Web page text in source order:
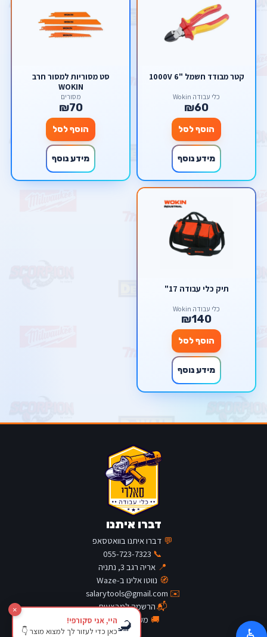
קטר מבודד חשמל "6 1000V
כלי עבודה Wokin
₪60
הוסף לסל
מידע נוסף
סט מסוריות למסור חרב
WOKIN
מסורים
₪70
הוסף לסל
מידע נוסף
תיק כלי עבודה 17"
כלי עבודה Wokin
₪140
הוסף לסל
מידע נוסף
דברו איתנו
💬 דברו איתנו בוואטסאפ
📞
055-723-7323
📍 אריה רגב 3, נתניה
🧭 נווטו אלינו ב-Waze
✉️
salarytools@gmail.com
📬הרשמה למבצעים
🚚 מעקב משלוח
×
🦂היי, אני סקורפי!
כאן כדי לעזור לך למצוא מוצר 👇